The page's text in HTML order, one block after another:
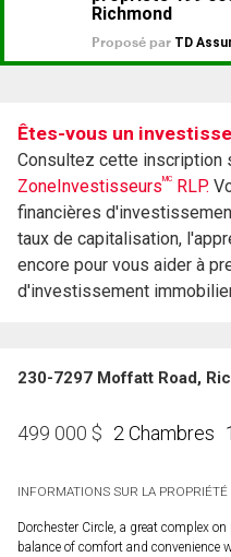
Êtes-vous un
Consultez cette inscription
ZoneInvestisseursMC RLP.
financières
taux de capitalisation,
encore pour vous aider à
d'investissement
230-7297 Moffatt Road,
499 000 $ 2 Chambres
INFORMATIONS SUR LA PROPRIÉTÉ
Dorchester Circle, a great complex
balance of comfort and